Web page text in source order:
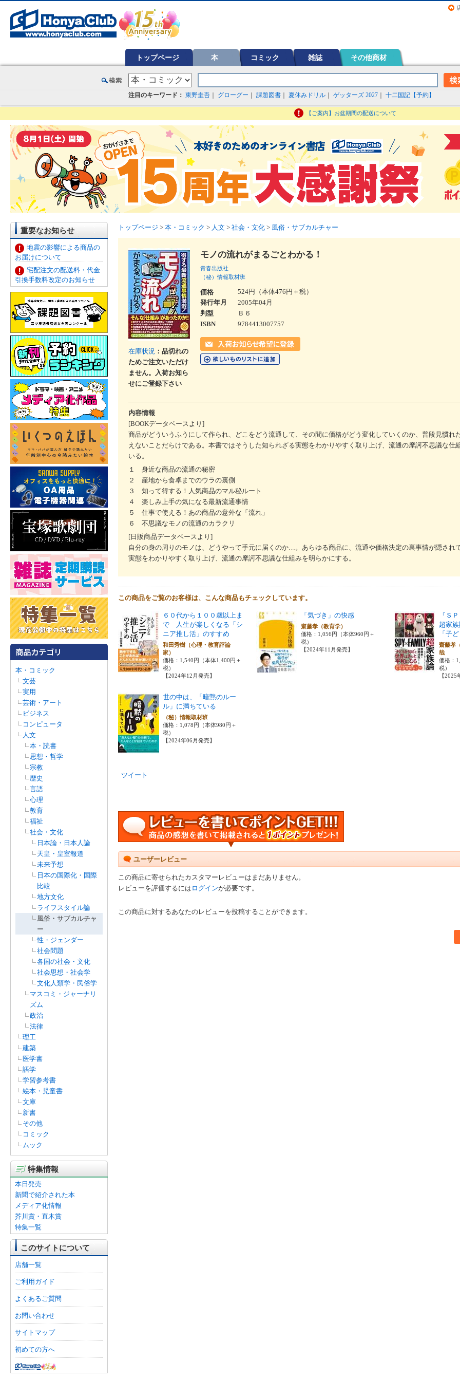
トップページ 本 コミック 雑誌 その他商材
注目のキーワード： 東野圭吾 グローグー 課題図書 夏休みドリル ゲッターズ 2027 十二国記【予約】
【ご案内】お盆期間の配送について
重要なお知らせ
地震の影響による商品の
お届けについて
宅配注文の配送料・代金
引換手数料改定のお知らせ
本・コミック
文芸
実用
芸術・アート
ビジネス
コンピュータ
人文
本・読書
思想・哲学
宗教
歴史
言語
心理
教育
福祉
社会・文化
日本論・日本人論
天皇・皇室報道
未来予想
日本の国際化・国際
比較
地方文化
ライフスタイル論
風俗・サブカルチャ
ー
性・ジェンダー
社会問題
各国の社会・文化
社会思想・社会学
文化人類学・民俗学
マスコミ・ジャーナリ
ズム
政治
法律
理工
建築
医学書
語学
学習参考書
絵本・児童書
文庫
新書
その他
コミック
ムック
特集情報
本日発売
新聞で紹介された本
メディア化情報
芥川賞・直木賞
特集一覧
このサイトについて
店舗一覧
ご利用ガイド
よくあるご質問
お問い合わせ
サイトマップ
初めての方へ
トップページ > 本・コミック > 人文 > 社会・文化 > 風俗・サブカルチャー
在庫状況 ：品切れの
ためご注文いただけ
ません。入荷お知ら
せにご登録下さい
モノの流れがまるごとわかる！
青春出版社
（秘）情報取材班
価格
524円（本体476円＋税）
発行年月
2005年04月
判型
Ｂ６
ISBN
9784413007757
内容情報
[BOOKデータベースより]
商品がどういうふうにして作られ、どこをどう流通して、その間に価格がどう変化していくのか、普段見慣れ
えないことだらけである。本書ではそうした知られざる実態をわかりやすく取り上げ、流通の摩訶不思議な仕
いる。
１ 身近な商品の流通の秘密
２ 産地から食卓までのウラの裏側
３ 知って得する！人気商品のマル秘ルート
４ 楽しみ上手の気になる最新流通事情
５ 仕事で使える！あの商品の意外な「流れ」
６ 不思議なモノの流通のカラクリ
[日販商品データベースより]
自分の身の周りのモノは、どうやって手元に届くのか…。あらゆる商品に、流通や価格決定の裏事情が隠され
実態をわかりやすく取り上げ、流通の摩訶不思議な仕組みを明らかにする。
この商品をご覧のお客様は、こんな商品もチェックしています。
６０代から１００歳以上ま
で 人生が楽しくなる「シ
ニア推し活」のすすめ
和田秀樹（心理・教育評論
家）
価格：1,540円（本体1,400円＋
税）
【2024年12月発売】
「気づき」の快感
齋藤孝（教育学）
価格：1,056円（本体960円＋
税）
【2024年11月発売】
『Ｓ
超家
「子
齋藤孝
哉
価格：
税）
【2025
世の中は、「暗黙のルー
ル」に満ちている
（秘）情報取材班
価格：1,078円（本体980円＋
税）
【2024年06月発売】
ツイート
ユーザーレビュー
この商品に寄せられたカスタマーレビューはまだありません。
レビューを評価するには ログインが必要です。
この商品に対するあなたのレビューを投稿することができます。